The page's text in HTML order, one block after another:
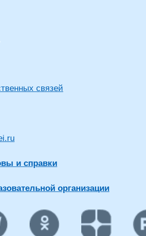
связей
и справки
организации